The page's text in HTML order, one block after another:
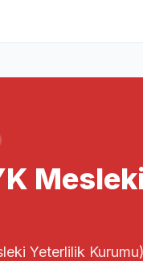
Yeterlilik